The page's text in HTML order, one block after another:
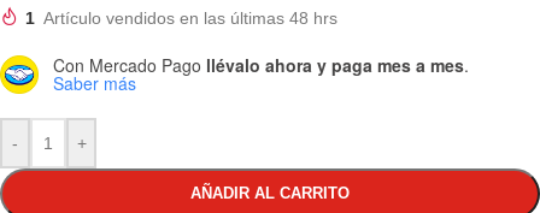
1 Artículo vendidos en las últimas 48 hrs
Con Mercado Pago llévalo ahora y paga mes a mes.
Saber más
- +
AÑADIR AL CARRITO